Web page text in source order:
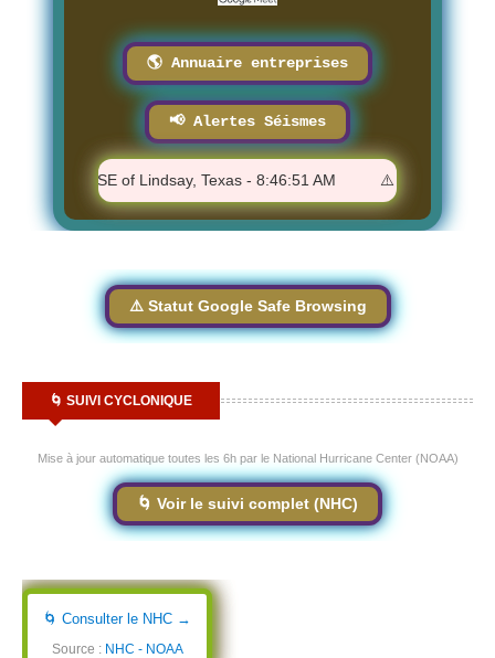
🌎 Annuaire entreprises
📢 Alertes Séismes
km SE of Lindsay, Texas - 8:46:51 AM ⚠️ M 2.21 - 3 km NW of
⚠️ Statut Google Safe Browsing
🌀 SUIVI CYCLONIQUE
Mise à jour automatique toutes les 6h par le National Hurricane Center (NOAA)
🌀 Voir le suivi complet (NHC)
🌀 Consulter le NHC →
Source : NHC - NOAA